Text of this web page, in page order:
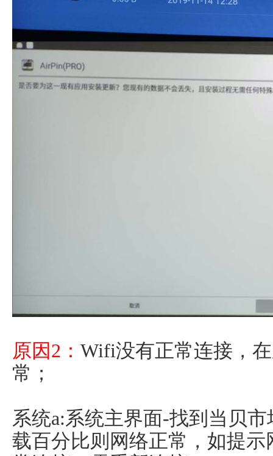
原因2： Wifi没有正常连接，
常；
系统a:系统主界面-找到当贝
载百分比则网络正常，如提